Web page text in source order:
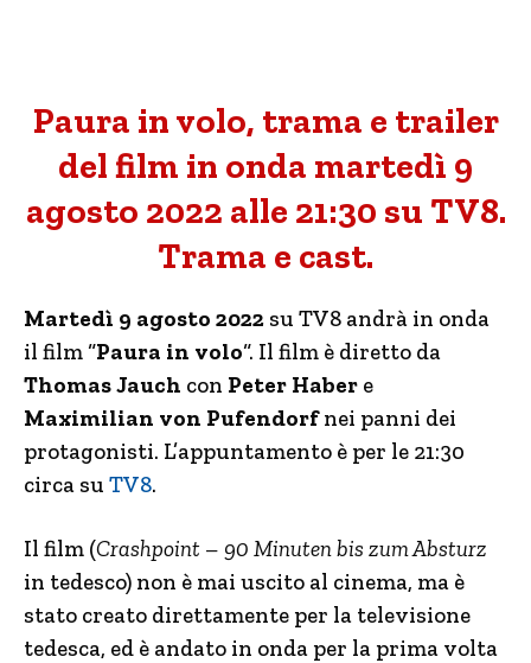
Paura in volo, trama e trailer
del film in onda martedì 9
agosto 2022 alle 21:30 su TV8.
Trama e cast.
Martedì 9 agosto 2022 su TV8 andrà in onda
il film “Paura in volo“. Il film è diretto da
Thomas Jauch con Peter Haber e
Maximilian von Pufendorfnei panni dei
protagonisti. L’appuntamento è per le 21:30
circa su TV8.
Il film (Crashpoint – 90 Minuten bis zum Absturz
in tedesco) non è mai uscito al cinema, ma è
stato creato direttamente per la televisione
tedesca, ed è andato in onda per la prima volta